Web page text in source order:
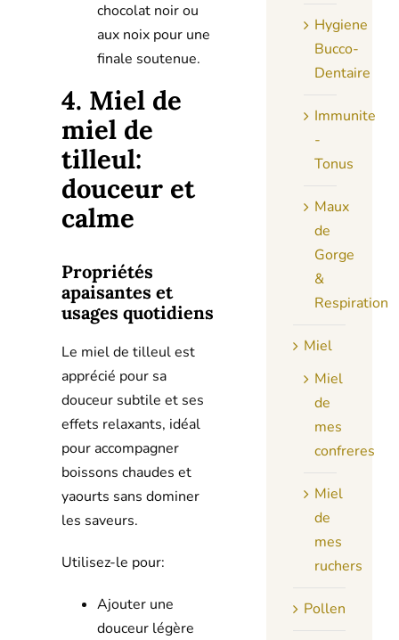
chocolat noir ou
aux noix pour une
finale soutenue.
4. Miel de
miel de
tilleul:
douceur et
calme
Propriétés
apaisantes et
usages quotidiens
Le miel de tilleul est
apprécié pour sa
douceur subtile et ses
effets relaxants, idéal
pour accompagner
boissons chaudes et
yaourts sans dominer
les saveurs.
Utilisez-le pour:
Ajouter une
douceur légère
Hygiene
Bucco-
Dentaire
Immunite
-
Tonus
Maux
de
Gorge
&
Respiration
Miel
Miel
de
mes
confreres
Miel
de
mes
ruchers
Pollen